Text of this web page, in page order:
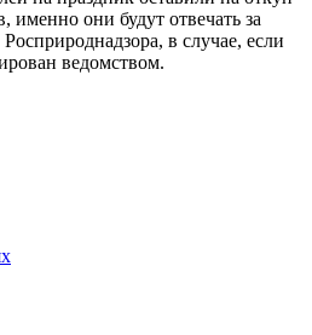
именно они будут отвечать за
в случае, если
ведомством.